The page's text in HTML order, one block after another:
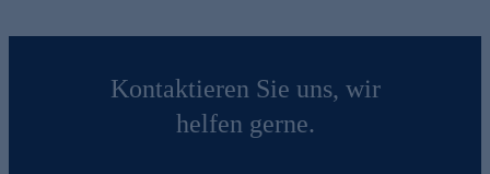
Kontaktieren Sie uns, wir
helfen gerne.